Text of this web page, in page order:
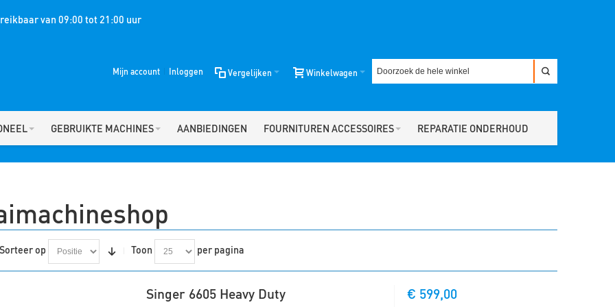
van 09:00 tot 21:00 uur
Winkelwagen
Vergelijken
Mijn account Inloggen
GEBRUIKTE MACHINES AANBIEDINGEN FOURNITUREN ACCESSOIRES REPARATIE ONDERHOUD
Sorteer op Toon per pagina
Singer 6605 Heavy Duty € 599,00